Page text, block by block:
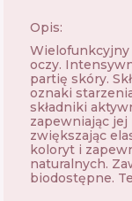
Opis:
oczy.
partię skóry.
oznaki
składniki
zapewniając
zwiększając
koloryt i
naturalnych.
biodostępne.